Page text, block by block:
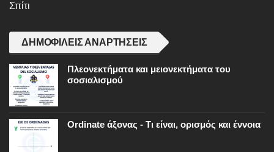
Σπίτι
ΔΗΜΟΦΙΛΕΊΣ ΑΝΑΡΤΉΣΕΙΣ
Πλεονεκτήματα και μειονεκτήματα του
σοσιαλισμού
Ordinate άξονας - Τι είναι, ορισμός και έννοια